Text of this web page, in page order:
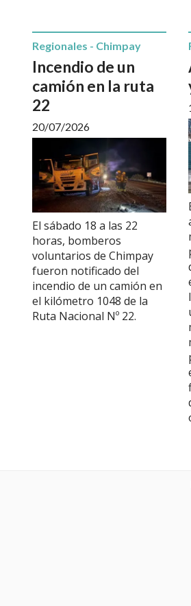
Incendio de un
camión en la ruta
22
Regionales - Chimpay
20/07/2026
El sábado 18 a las 22
horas, bomberos
voluntarios de Chimpay
fueron notificado del
incendio de un camión en
el kilómetro 1048 de la
Ruta Nacional Nº 22.